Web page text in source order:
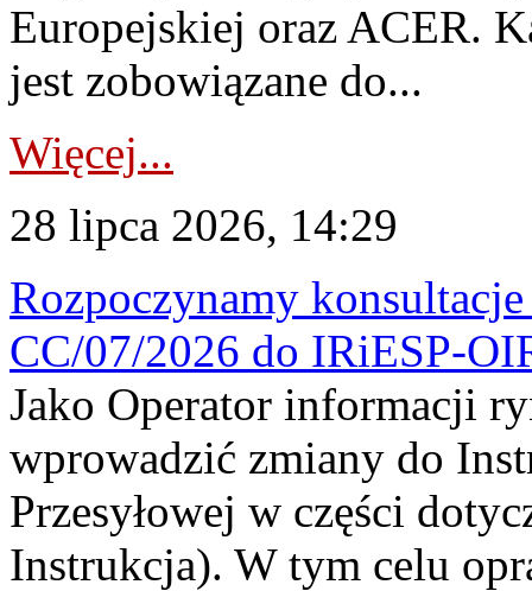
Europejskiej oraz ACER.
jest zobowiązane do...
Więcej...
28 lipca 2026, 14:29
Rozpoczynamy
CC/07/2026 do IRiESP-
Jako Operator informacji
wprowadzić zmiany do
Przesyłowej w części
Instrukcja). W tym celu